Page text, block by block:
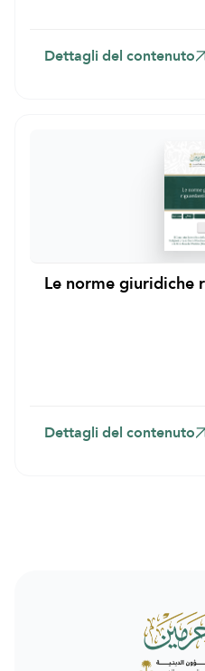
Dettagli del contenuto
Le norme
Dettagli del contenuto